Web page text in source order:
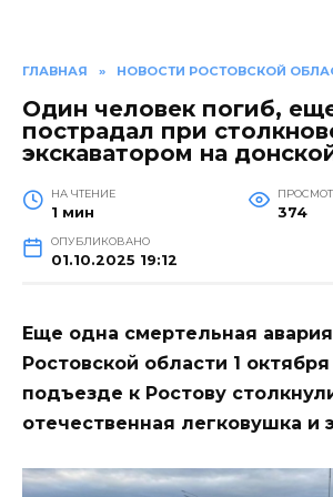
ГЛАВНАЯ » НОВОСТИ РОСТОВСКОЙ
Один человек погиб,
пострадал при
экскаватором на
НА ЧТЕНИЕ
1 мин 374
ОПУБЛИКОВАНО
01.10.2025 19:12
Еще одна смертельная
Ростовской области 1
подъезде к Ростову
отечественная легковушка и